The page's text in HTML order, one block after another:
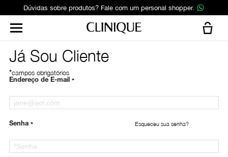
Dúvidas sobre produtos? Fale com um personal shopper.
Já Sou Cliente
*campos obrigatórios
Endereço de E-mail *
Senha * Esqueceu sua senha?